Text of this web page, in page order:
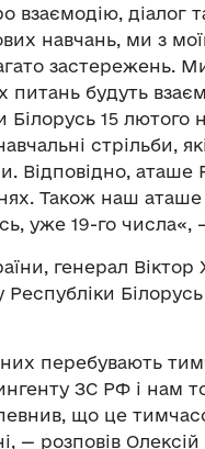
взаємодію, діалог
навчань, ми з
застережень.
питань будуть
15 лютого
стрільби,
Відповідно,
Також наш аташе
уже 19-го
генерал Віктор
перебувають
ЗС РФ і нам
що це
— розповів Олексій